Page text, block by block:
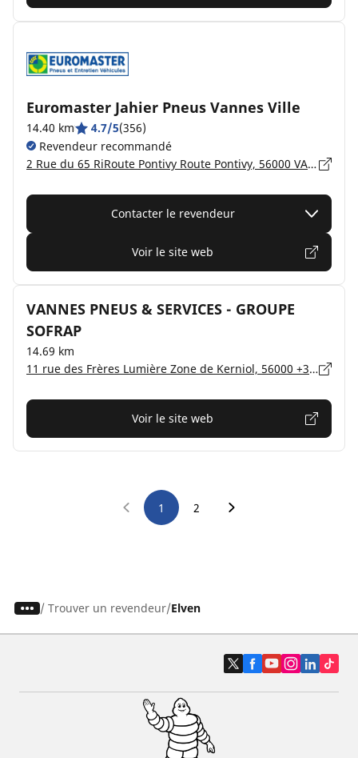
Euromaster Jahier Pneus Vannes Ville
14.40 km 4.7/5(356)
Revendeur recommandé
2 Rue du 65 RiRoute Pontivy Route Pontivy, 56000 VANNES
Contacter le revendeur
Voir le site web
VANNES PNEUS & SERVICES - GROUPE
SOFRAP
14.69 km
11 rue des Frères Lumière Zone de Kerniol, 56000 +33 2 30 85 94 80
Voir le site web
1 2
/ Trouver un revendeur Elven